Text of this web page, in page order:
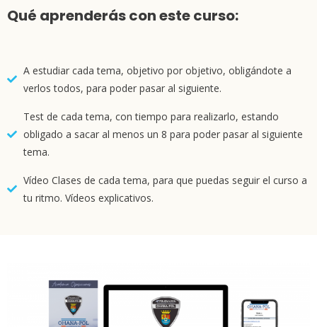
Qué aprenderás con este curso:
A estudiar cada tema, objetivo por objetivo, obligándote a
verlos todos, para poder pasar al siguiente.
Test de cada tema, con tiempo para realizarlo, estando
obligado a sacar al menos un 8 para poder pasar al siguiente
tema.
Vídeo Clases de cada tema, para que puedas seguir el curso a
tu ritmo. Vídeos explicativos.